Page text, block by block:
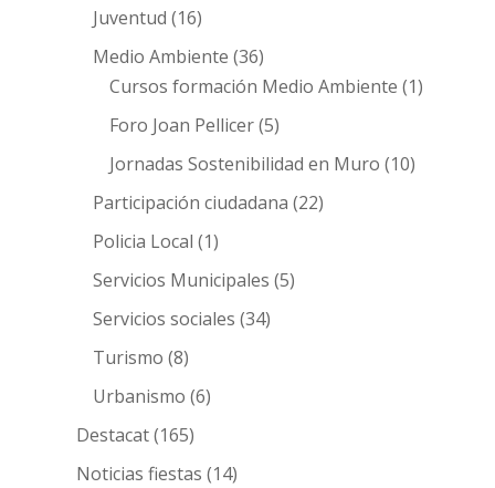
Juventud (16)
Medio Ambiente (36)
Cursos formación Medio Ambiente (1)
Foro Joan Pellicer(5)
Jornadas Sostenibilidad en Muro (10)
Participación ciudadana (22)
Policia Local (1)
Servicios Municipales (5)
Servicios sociales (34)
Turismo (8)
Urbanismo (6)
Destacat(165)
Noticias fiestas (14)